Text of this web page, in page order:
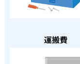
運搬費